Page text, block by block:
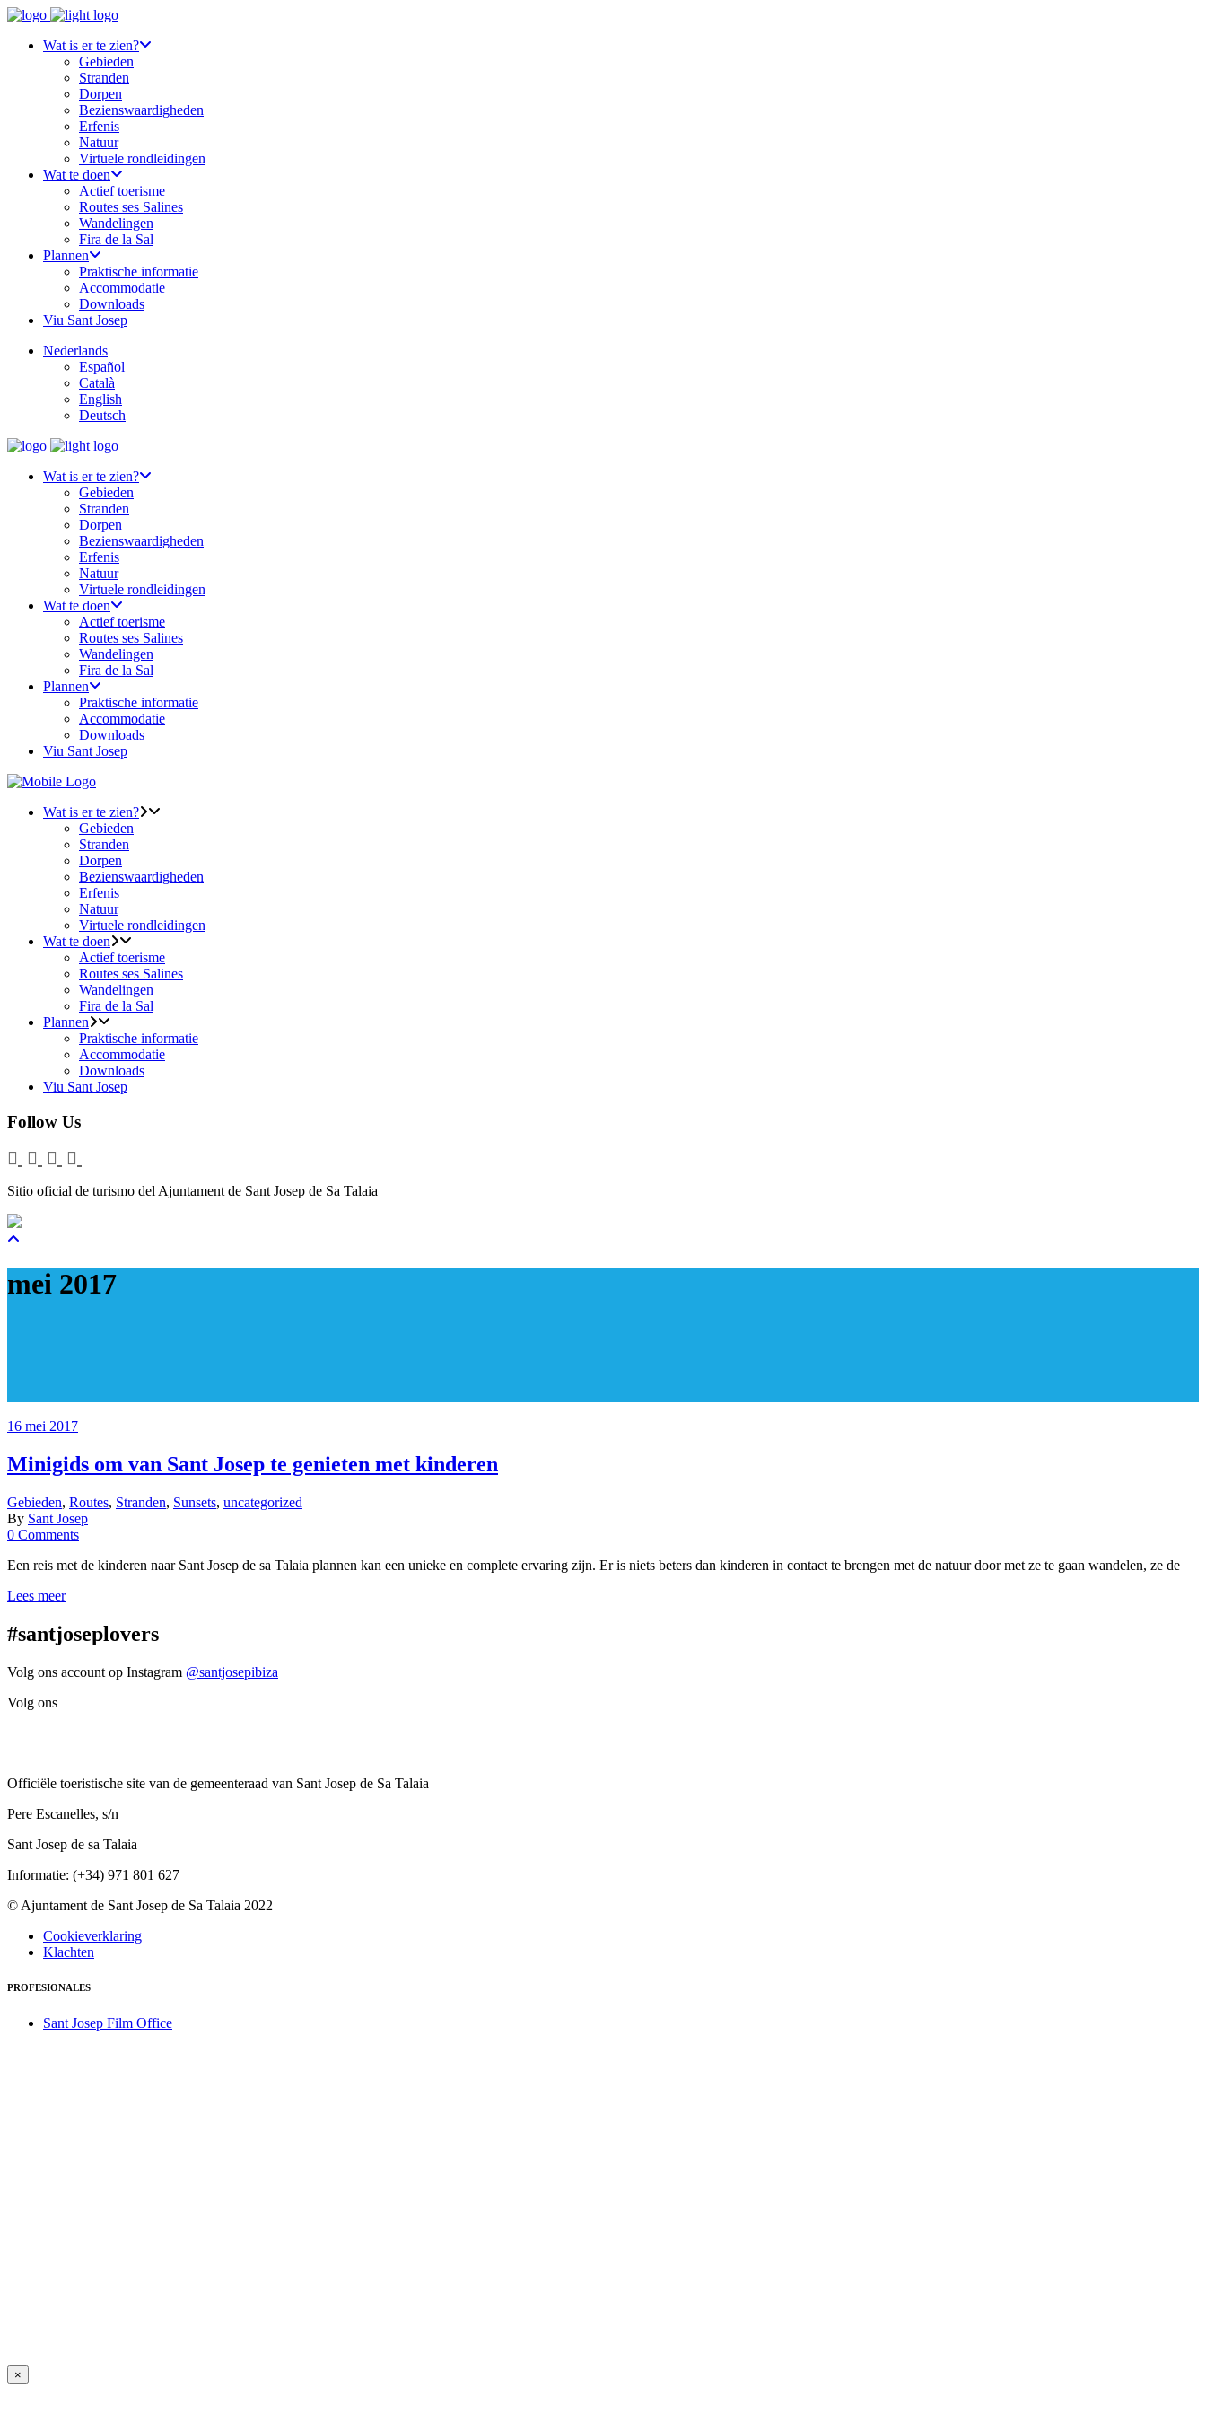
Wat is er te zien?
Gebieden
Stranden
Dorpen
Bezienswaardigheden
Erfenis
Natuur
Virtuele rondleidingen
Wat te doen
Actief toerisme
Routes ses Salines
Wandelingen
Fira de la Sal
Plannen
Praktische informatie
Accommodatie
Downloads
Viu Sant Josep
Nederlands
Español
Català
English
Deutsch
Wat is er te zien?
Gebieden
Stranden
Dorpen
Bezienswaardigheden
Erfenis
Natuur
Virtuele rondleidingen
Wat te doen
Actief toerisme
Routes ses Salines
Wandelingen
Fira de la Sal
Plannen
Praktische informatie
Accommodatie
Downloads
Viu Sant Josep
Wat is er te zien?
Gebieden
Stranden
Dorpen
Bezienswaardigheden
Erfenis
Natuur
Virtuele rondleidingen
Wat te doen
Actief toerisme
Routes ses Salines
Wandelingen
Fira de la Sal
Plannen
Praktische informatie
Accommodatie
Downloads
Viu Sant Josep
Follow Us
Sitio oficial de turismo del Ajuntament de Sant Josep de Sa Talaia
mei 2017
16 mei 2017
Minigids om van Sant Josep te genieten met kinderen
Gebieden, Routes, Stranden, Sunsets, uncategorized
By Sant Josep
0 Comments
Een reis met de kinderen naar Sant Josep de sa Talaia plannen kan een unieke en complete ervaring zijn. Er is niets beters dan kinderen in contact te brengen met de natuur door met ze te gaan wandelen, ze de
Lees meer
#santjoseplovers
Volg ons account op Instagram @santjosepibiza
Volg ons
Officiële toeristische site van de gemeenteraad van Sant Josep de Sa Talaia
Pere Escanelles, s/n
Sant Josep de sa Talaia
Informatie: (+34) 971 801 627
© Ajuntament de Sant Josep de Sa Talaia 2022
Cookieverklaring
Klachten
PROFESIONALES
Sant Josep Film Office
×